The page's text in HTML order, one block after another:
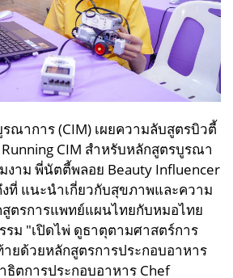
ณาการ (CIM) เผยความลับสูตรบิวตี้
CIM สำหรับหลักสูตรบูรณา
งาม พี่นัตตี้พลอย Beauty Influencer
ที่ แนะนำเกี่ยวกับสุขภาพและความ
ตรการแพทย์แผนไทยกับหมอไทย
รม "เปิดไพ่ ดูธาตุตามศาสตร์การ
ยด้วยหลักสูตรการประกอบอาหาร
ธิตการประกอบอาหาร Chef